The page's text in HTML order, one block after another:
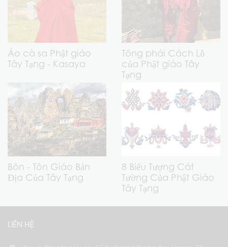
Áo cà sa Phật giáo
Tây Tạng - Kasaya
Tông phái Cách Lỗ
của Phật giáo Tây
Tạng
Bôn - Tôn Giáo Bản
Địa Của Tây Tạng
8 Biểu Tượng Cát
Tường Của Phật Giáo
Tây Tạng
LIÊN HỆ